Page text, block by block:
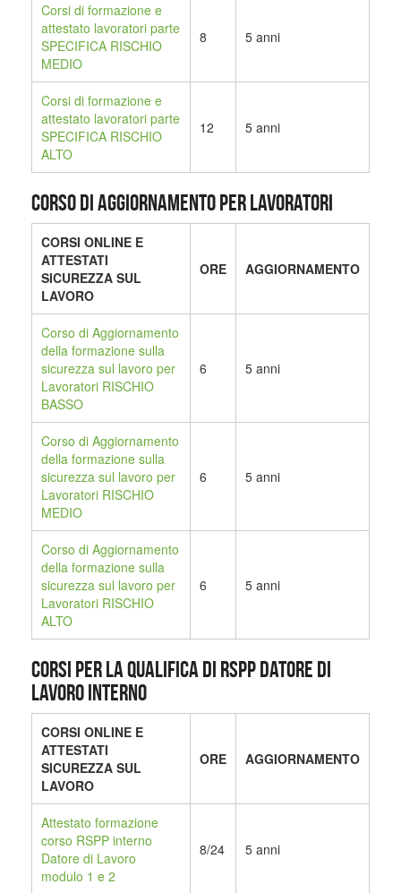
Corsi di formazione e
attestato lavoratori parte
SPECIFICA RISCHIO
MEDIO
8 5 anni
Corsi di formazione e
attestato lavoratori parte
SPECIFICA RISCHIO
ALTO
12 5 anni
CORSO DI AGGIORNAMENTO PER LAVORATORI
CORSI ONLINE E
ATTESTATI
SICUREZZA SUL
LAVORO
ORE AGGIORNAMENTO
Corso di Aggiornamento
della formazione sulla
sicurezza sul lavoro per
Lavoratori RISCHIO
BASSO
6 5 anni
Corso di Aggiornamento
della formazione sulla
sicurezza sul lavoro per
Lavoratori RISCHIO
MEDIO
6 5 anni
Corso di Aggiornamento
della formazione sulla
sicurezza sul lavoro per
Lavoratori RISCHIO
ALTO
6 5 anni
CORSI PER LA QUALIFICA DI RSPP DATORE DI
LAVORO INTERNO
CORSI ONLINE E
ATTESTATI
SICUREZZA SUL
LAVORO
ORE AGGIORNAMENTO
Attestato formazione
corso RSPP interno
Datore di Lavoro
modulo 1 e 2
8/24 5 anni